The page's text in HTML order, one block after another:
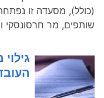
שותפים, מר חרסונסקי